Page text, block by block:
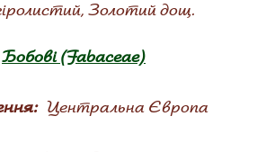
Золотий дощ.
Бобові (Fabaceae)
Центральна Європа